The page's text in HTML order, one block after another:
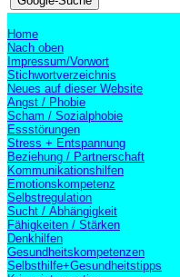
Home
Nach oben
Impressum/Vorwort
Stichwortverzeichnis
Neues auf dieser Website
Angst / Phobie
Scham / Sozialphobie
Essstörungen
Stress + Entspannung
Beziehung / Partnerschaft
Kommunikationshilfen
Emotionskompetenz
Selbstregulation
Sucht / Abhängigkeit
Fähigkeiten / Stärken
Denkhilfen
Gesundheitskompetenzen
Selbsthilfe+Gesundheitstipps